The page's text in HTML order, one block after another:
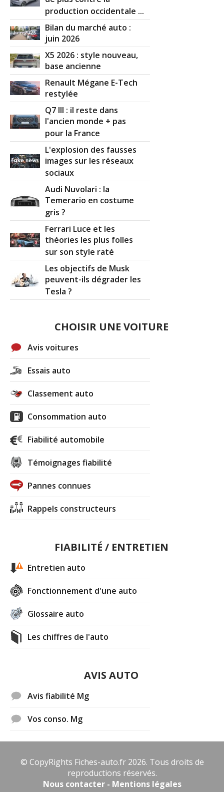
production occidentale ...
Bilan du marché auto :
juin 2026
X5 2026 : style nouveau,
base ancienne
Renault Mégane E-Tech
restylée
Q7 III : il reste dans
l'ancien monde + pas
pour la France
L'explosion des fausses
images sur les réseaux
sociaux
Audi Nuvolari : la
Temerario en costume
gris ?
Ferrari Luce et les
théories les plus folles
sur son style raté
Les objectifs de Musk
peuvent-ils dégrader les
Tesla ?
CHOISIR UNE VOITURE
Avis voitures
Essais auto
Classement auto
Consommation auto
Fiabilité automobile
Témoignages fiabilité
Pannes connues
Rappels constructeurs
FIABILITÉ / ENTRETIEN
Entretien auto
Fonctionnement d'une auto
Glossaire auto
Les chiffres de l'auto
AVIS AUTO
Avis fiabilité Mg
Vos conso. Mg
© CopyRights Fiches-auto.fr 2026. Tous droits de
reproductions réservés.
Nous contacter - Mentions légales